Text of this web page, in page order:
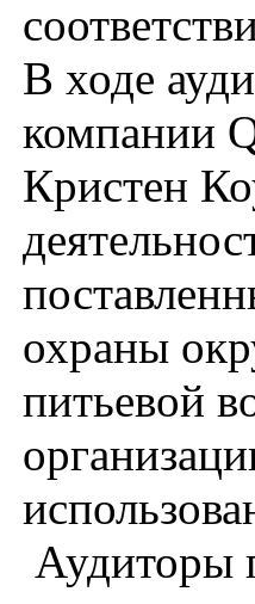
В ходе
компании
Кристен
охраны
питьевой
Аудиторы